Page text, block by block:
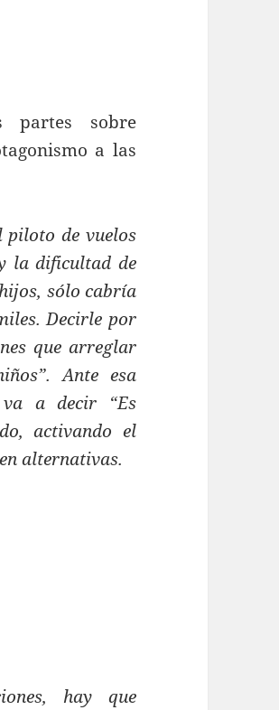
partes sobre
a las
piloto de vuelos
la dificultad de
sólo cabría
Decirle por
que arreglar
Ante esa
va a decir “Es
activando el
alternativas.
hay que